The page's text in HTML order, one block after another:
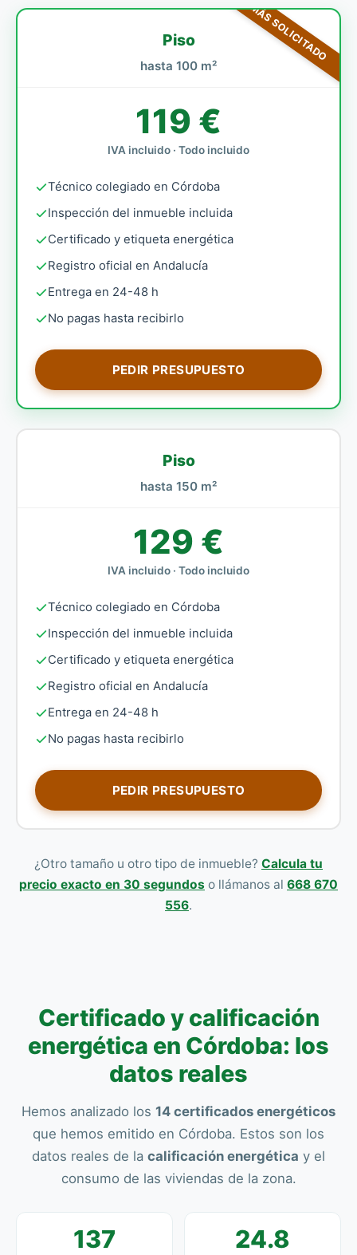
MÁS SOLICITADO
Piso
hasta 100 m²
119 €
IVA incluido · Todo incluido
Técnico colegiado en Córdoba
Inspección del inmueble incluida
Certificado y etiqueta energética
Registro oficial en Andalucía
Entrega en 24-48 h
No pagas hasta recibirlo
PEDIR PRESUPUESTO
Piso
hasta 150 m²
129 €
IVA incluido · Todo incluido
Técnico colegiado en Córdoba
Inspección del inmueble incluida
Certificado y etiqueta energética
Registro oficial en Andalucía
Entrega en 24-48 h
No pagas hasta recibirlo
PEDIR PRESUPUESTO
¿Otro tamaño u otro tipo de inmueble? Calcula tu
precio exacto en 30 segundos o llámanos al 668 670
556.
Certificado y calificación
energética en Córdoba: los
datos reales
Hemos analizado los 14 certificados energéticos
que hemos emitido en Córdoba. Estos son los
datos reales de la calificación energética y el
consumo de las viviendas de la zona.
137 24.8